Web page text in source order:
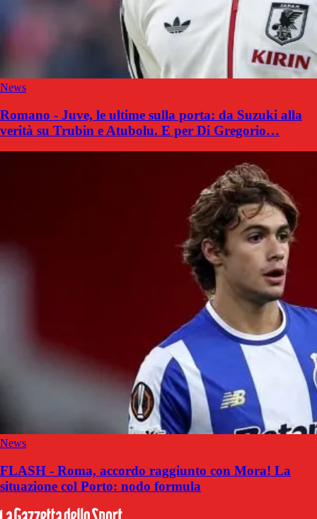
News
Romano - Juve, le ultime sulla porta: da Suzuki alla
verità su Trubin e Atubolu. E per Di Gregorio…
News
FLASH - Roma, accordo raggiunto con Mora! La
situazione col Porto: nodo formula